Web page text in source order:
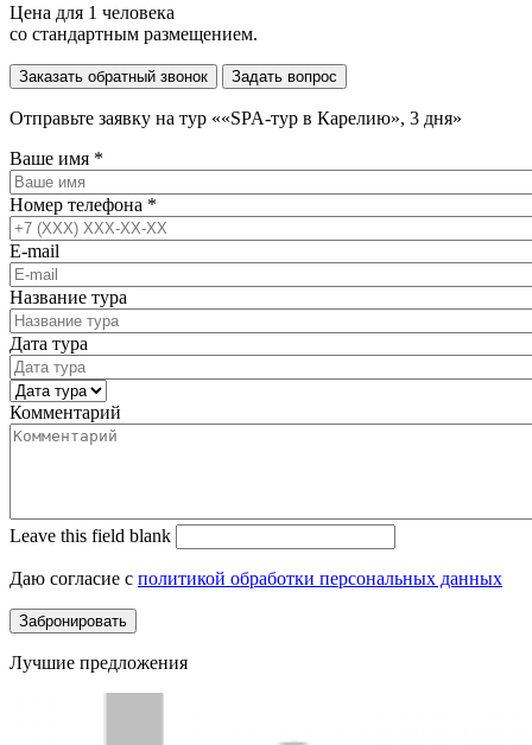
Цена для 1 человека
со стандартным размещением.
Заказать обратный звонок Задать вопрос
Отправьте заявку на тур ««SPA-тур в Карелию», 3 дня»
Ваше имя *
Номер телефона *
E-mail
Название тура
Дата тура
Комментарий
Leave this field blank
Даю согласие с политикой обработки персональных данных
Лучшие предложения